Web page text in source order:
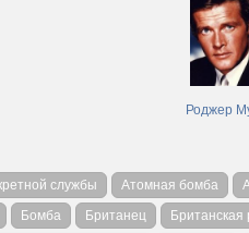
Роджер
службы Атомная бомба
Бомба Британец Британская